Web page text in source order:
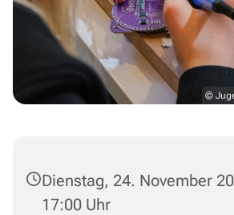
©
Dienstag, 24. November
17:00 Uhr